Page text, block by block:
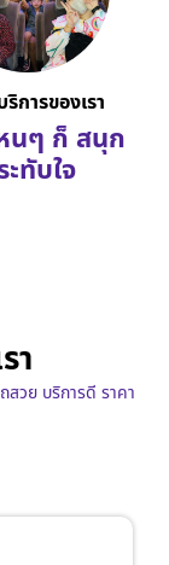
ริการของเรา
นๆ ก็ สนุก
ะทับใจ
า
วย บริการดี ราคา